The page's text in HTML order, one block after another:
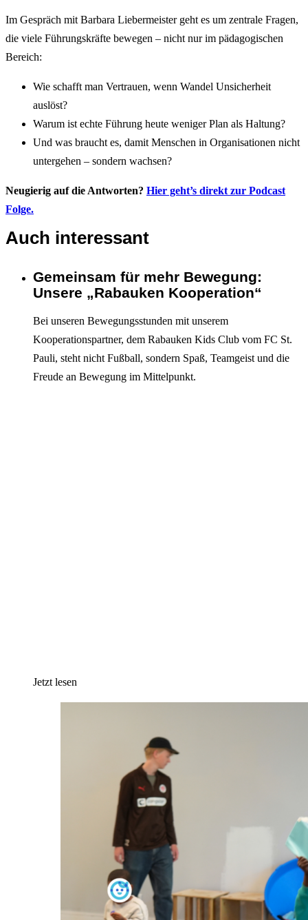
Im Gespräch mit Barbara Liebermeister geht es um zentrale Fragen,
die viele Führungskräfte bewegen – nicht nur im pädagogischen
Bereich:
Wie schafft man Vertrauen, wenn Wandel Unsicherheit
auslöst?
Warum ist echte Führung heute weniger Plan als Haltung?
Und was braucht es, damit Menschen in Organisationen nicht
untergehen – sondern wachsen?
Neugierig auf die Antworten? Hier geht’s direkt zur Podcast
Folge.
Auch interessant
Interagieren
Gemeinsam für mehr Bewegung:
Unsere „Rabauken Kooperation“
Bei unseren Bewegungsstunden mit unserem
Kooperationspartner, dem Rabauken Kids Club vom FC St.
Pauli, steht nicht Fußball, sondern Spaß, Teamgeist und die
Freude an Bewegung im Mittelpunkt.
Jetzt lesen